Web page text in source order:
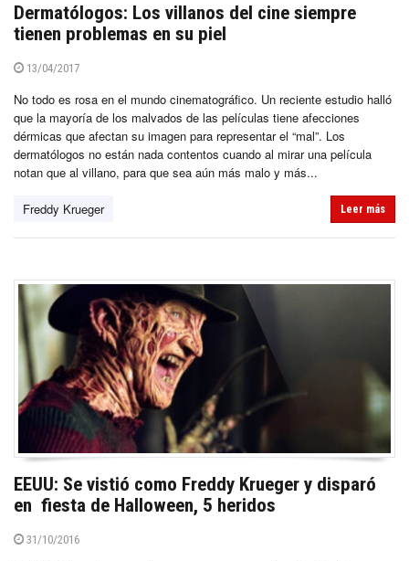
Dermatólogos: Los villanos del cine siempre
tienen problemas en su piel
13/04/2017
No todo es rosa en el mundo cinematográfico. Un reciente estudio halló
que la mayoría de los malvados de las películas tiene afecciones
dérmicas que afectan su imagen para representar el “mal”. Los
dermatólogos no están nada contentos cuando al mirar una película
notan que al villano, para que sea aún más malo y más...
Freddy Krueger Leer más
EEUU: Se vistió como Freddy Krueger y disparó
en fiesta de Halloween, 5 heridos
31/10/2016